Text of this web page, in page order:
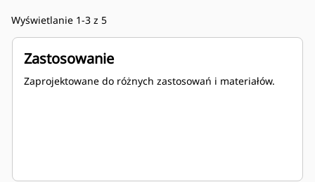
Wyświetlanie 1-3 z 5
Zastosowanie
Zaprojektowane do różnych zastosowań i materiałów.